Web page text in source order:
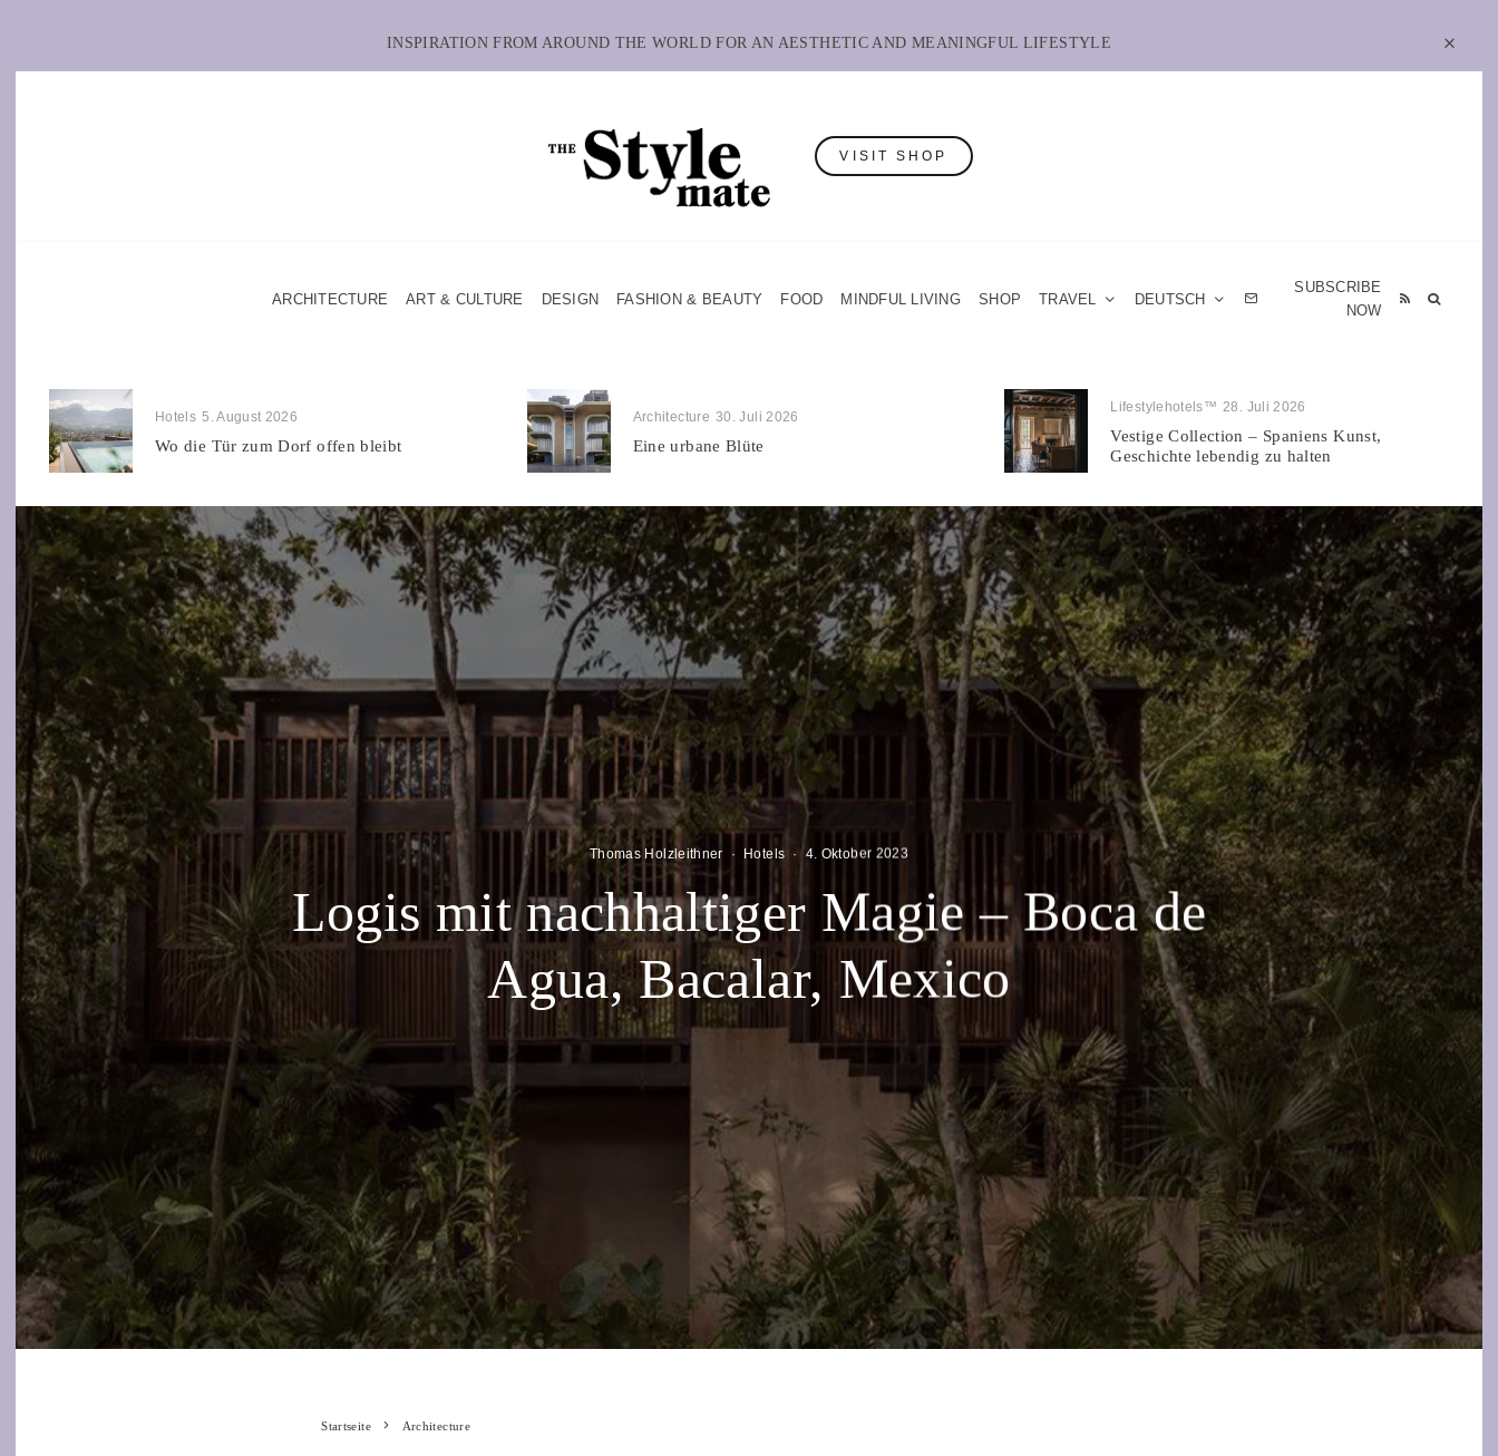
INSPIRATION FROM AROUND THE WORLD FOR AN AESTHETIC AND MEANINGFUL LIFESTYLE
VISIT SHOP
ARCHITECTURE ART & CULTURE DESIGN FASHION & BEAUTY FOOD MINDFUL LIVING SHOP TRAVEL DEUTSCH
SUBSCRIBE
NOW
Hotels 5. August 2026
Wo die Tür zum Dorf offen bleibt
Architecture 30. Juli 2026
Eine urbane Blüte
Lifestylehotels™ 28. Juli 2026
Vestige Collection – Spaniens Kunst,
Geschichte lebendig zu halten
Thomas Holzleithner · Hotels · 4. Oktober 2023
Logis mit nachhaltiger Magie – Boca de
Agua, Bacalar, Mexico
Startseite Architecture